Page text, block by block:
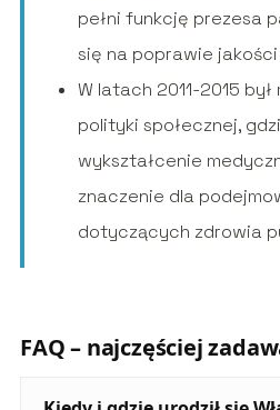
pełni funkcję prezesa
się na poprawie
W latach 2011-2015
polityki społecznej,
wykształcenie
znaczenie dla
dotyczących zdrowia
FAQ – najczęściej